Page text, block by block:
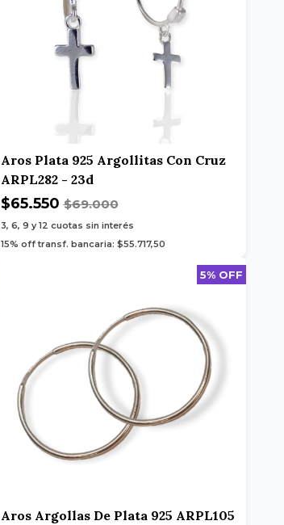
Aros Plata 925 Argollitas Con Cruz
ARPL282 - 23d
$65.550$69.000
3, 6, 9 y 12 cuotas sin interés
15% off transf. bancaria: $55.717,50
5% OFF
Aros Argollas De Plata 925 ARPL105